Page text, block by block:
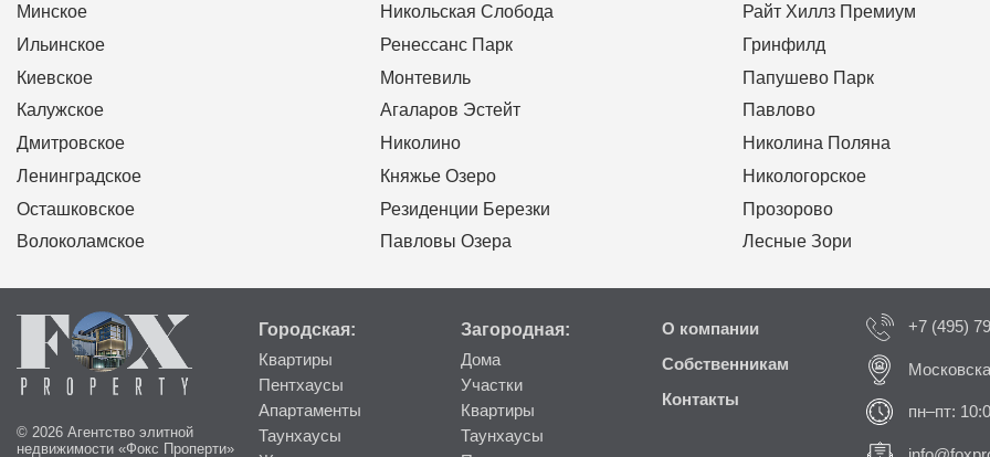
Минское
Ильинское
Киевское
Калужское
Дмитровское
Ленинградское
Осташковское
Волоколамское
Никольская Слобода
Ренессанс Парк
Монтевиль
Агаларов Эстейт
Николино
Княжье Озеро
Резиденции Березки
Павловы Озера
Райт Хиллз Премиум
Гринфилд
Папушево Парк
Павлово
Николина Поляна
Никологорское
Прозорово
Лесные Зори
© 2026 Агентство элитной
недвижимости «Фокс Проперти»
Городская:
Квартиры
Пентхаусы
Апартаменты
Таунхаусы
Загородная:
Дома
Участки
Квартиры
Таунхаусы
О компании
Собственникам
Контакты
+7 (495)
пн–пт: